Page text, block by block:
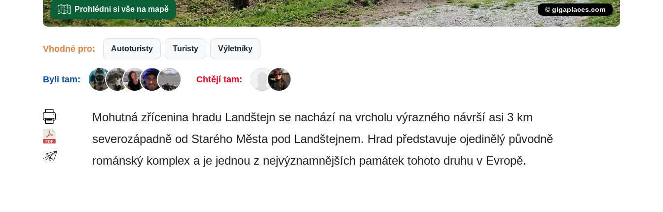
Prohlédni si vše na mapě © gigaplaces.com
Vhodné pro: Autoturisty Turisty Výletníky
Byli tam: Chtějí tam:
Mohutná zřícenina hradu Landštejn se nachází na vrcholu výrazného návrší asi 3 km
severozápadně od Starého Města pod Landštejnem. Hrad představuje ojedinělý původně
románský komplex a je jednou z nejvýznamnějších památek tohoto druhu v Evropě.